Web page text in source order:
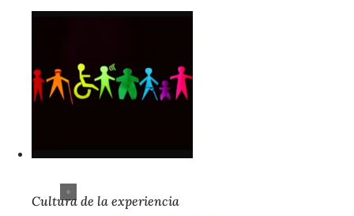
Cultura de la experiencia